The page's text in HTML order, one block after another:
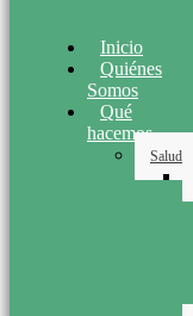
Inicio
Quiénes
Somos
Qué
hacemos
Salud